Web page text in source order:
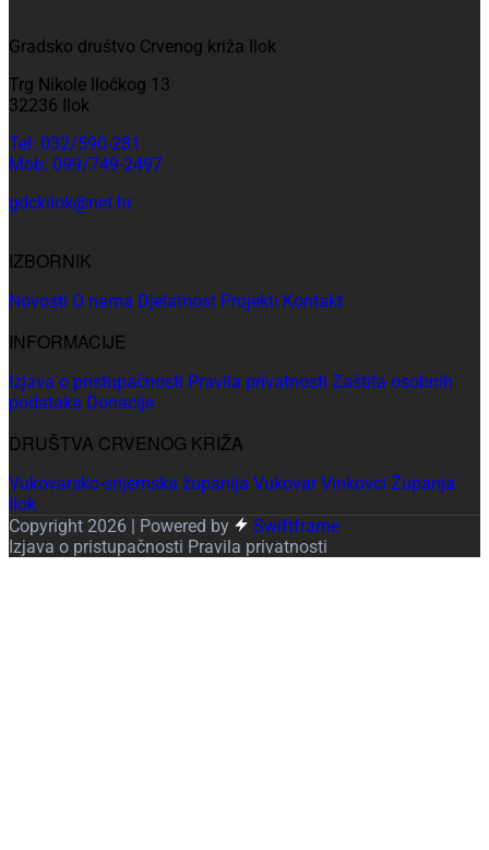
Gradsko društvo Crvenog križa Ilok
Trg Nikole Iločkog 13
32236 Ilok
Tel: 032/590-281
Mob: 099/749-2497
gdckilok@net.hr
IZBORNIK
Novosti O nama Djelatnost Projekti Kontakt
INFORMACIJE
Izjava o pristupačnosti Pravila privatnosti Zaštita osobnih
podataka Donacije
DRUŠTVA CRVENOG KRIŽA
Vukovarsko-srijemska županija Vukovar Vinkovci Županja
Ilok
Copyright 2026 | Powered by
Swiftframe
Izjava o pristupačnosti Pravila privatnosti